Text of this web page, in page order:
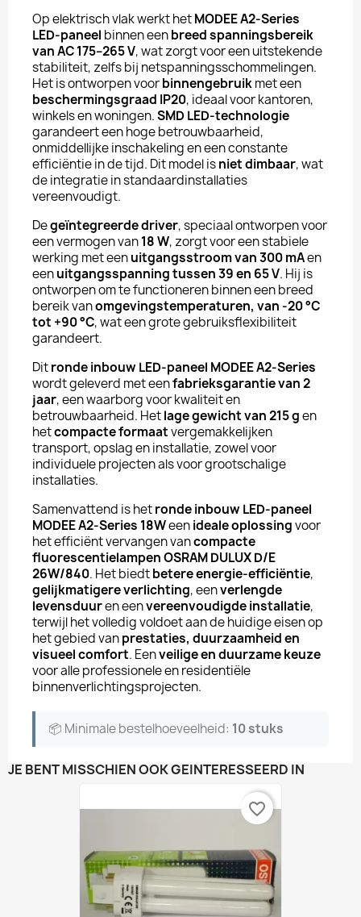
Op elektrisch vlak werkt hetMODEE A2-Series
LED-paneel binnen eenbreed spanningsbereik
van AC 175–265 V, wat zorgt voor een uitstekende
stabiliteit, zelfs bij netspanningsschommelingen.
Het is ontworpen voorbinnengebruikmet een
beschermingsgraad IP20, ideaal voor kantoren,
winkels en woningen.SMD LED-technologie
garandeert een hoge betrouwbaarheid,
onmiddellijke inschakeling en een constante
efficiëntie in de tijd. Dit model isniet dimbaar, wat
de integratie in standaardinstallaties
vereenvoudigt.
Degeïntegreerde driver, speciaal ontworpen voor
een vermogen van18 W, zorgt voor een stabiele
werking met eenuitgangsstroom van 300 mAen
eenuitgangsspanning tussen 39 en 65 V. Hij is
ontworpen om te functioneren binnen een breed
bereik vanomgevingstemperaturen, van -20 °C
tot +90 °C, wat een grote gebruiksflexibiliteit
garandeert.
Ditronde inbouw LED-paneel MODEE A2-Series
wordt geleverd met eenfabrieksgarantie van 2
jaar, een waarborg voor kwaliteit en
betrouwbaarheid. Hetlage gewicht van 215 gen
hetcompacte formaatvergemakkelijken
transport, opslag en installatie, zowel voor
individuele projecten als voor grootschalige
installaties.
Samenvattend is hetronde inbouw LED-paneel
MODEE A2-Series 18Weenideale oplossingvoor
het efficiënt vervangen vancompacte
fluorescentielampen OSRAM DULUX D/E
26W/840. Het biedtbetere energie-efficiëntie,
gelijkmatigere verlichting, eenverlengde
levensduuren eenvereenvoudigde installatie,
terwijl het volledig voldoet aan de huidige eisen op
het gebied vanprestaties, duurzaamheid en
visueel comfort. Eenveilige en duurzame keuze
voor alle professionele en residentiële
binnenverlichtingsprojecten.
📦 Minimale bestelhoeveelheid: 10 stuks
JE BENT MISSCHIEN OOK GEÏNTERESSEERD IN
favorite_border